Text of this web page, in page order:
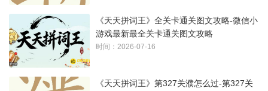
《天天拼词王》全关卡通关图文攻略-微信小
游戏最新最全关卡通关图文攻略
时间：2026-07-16
《天天拼词王》第327关濮怎么过-第327关